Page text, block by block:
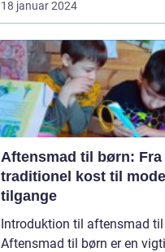
18 januar 2024
Aftensmad til børn: Fra
traditionel kost til
tilgange
Introduktion til aftensmad
Aftensmad til børn er en